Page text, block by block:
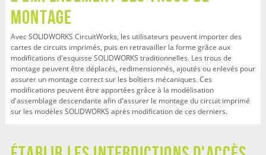
montage
Avec SOLIDWORKS CircuitWorks, les utilisateurs peuvent importer des
cartes de circuits imprimés, puis en retravailler la forme grâce aux
modifications d'esquisse SOLIDWORKS traditionnelles. Les trous de
montage peuvent être déplacés, redimensionnés, ajoutés ou enlevés pour
assurer un montage correct sur les boîtiers mécaniques. Ces
modifications peuvent être apportées grâce à la modélisation
d'assemblage descendante afin d'assurer le montage du circuit imprimé
sur les modèles SOLIDWORKS après modification de ces derniers.